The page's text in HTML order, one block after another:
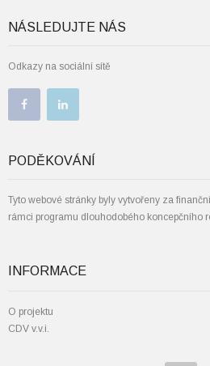
NÁSLEDUJTE NÁS
Odkazy na sociální sítě
PODĚKOVÁNÍ
Tyto webové stránky byly vytvořeny za
rámci programu dlouhodobého koncepčního
INFORMACE
O projektu
CDV v.v.i.